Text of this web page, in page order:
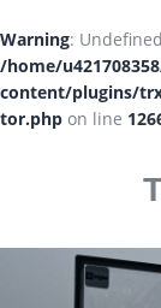
Warning:
/home/
content/plugins/
tor.php on line